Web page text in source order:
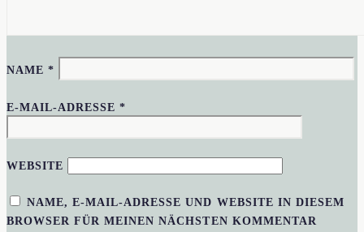
NAME*
E-MAIL-ADRESSE*
WEBSITE
NAME, E-MAIL-ADRESSE UND WEBSITE IN DIESEM
BROWSER FÜR MEINEN NÄCHSTEN KOMMENTAR